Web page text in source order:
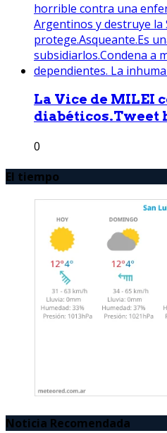
La Vice de MILEI
diabéticos.Tweet
0
El tiempo
Noticia Recomendada